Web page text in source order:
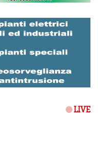
LIVE